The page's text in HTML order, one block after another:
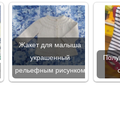
Жакет для малыша
украшенный
рельефным рисунком